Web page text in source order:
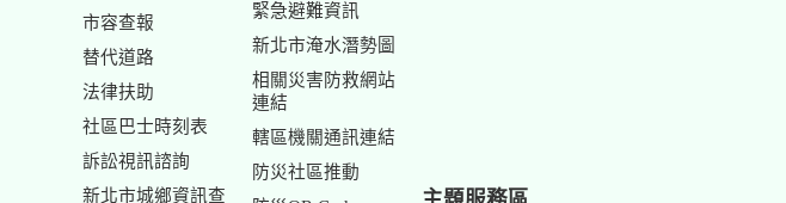
市容查報
替代道路
法律扶助
社區巴士時刻表
訴訟視訊諮詢
新北市城鄉資訊查
緊急避難資訊
新北市淹水潛勢圖
相關災害防救網站
連結
轄區機關通訊連結
防災社區推動